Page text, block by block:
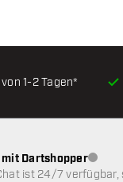
1-2 Tagen*
mit Dartshopper
ist 24/7 verfügbar,